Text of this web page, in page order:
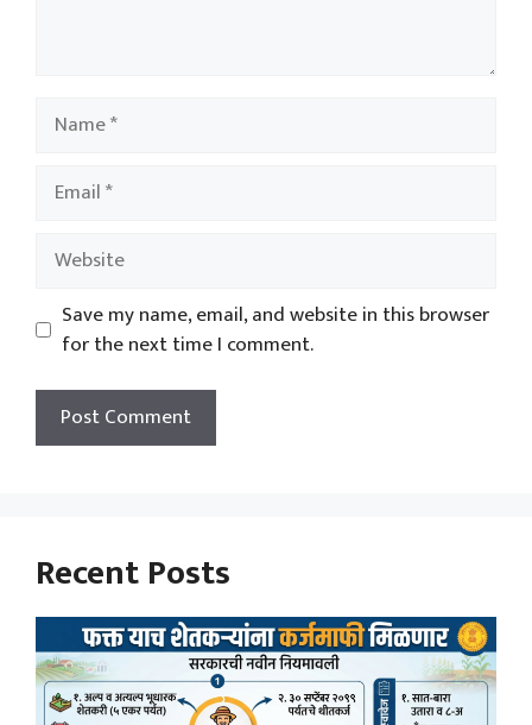
Name
Email
Website
Save my name, email, and website in this browser
for the next time I comment.
Recent Posts